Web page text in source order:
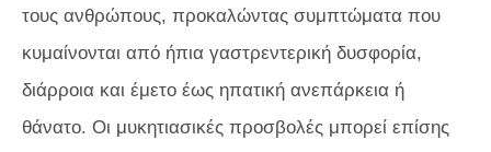
τους ανθρώπους, προκαλώντας συμπτώματα που
κυμαίνονται από ήπια γαστρεντερική δυσφορία,
διάρροια και έμετο έως ηπατική ανεπάρκεια ή
θάνατο. Οι μυκητιασικές προσβολές μπορεί επίσης